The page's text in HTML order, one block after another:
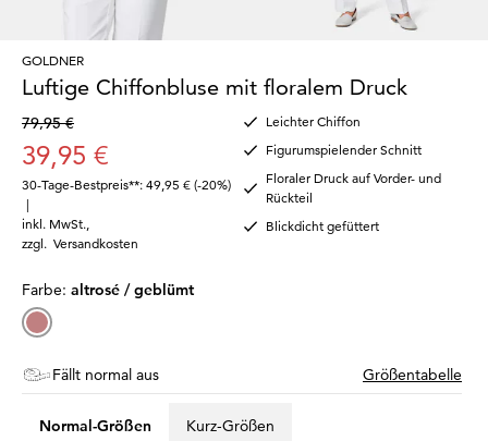
GOLDNER
Luftige Chiffonbluse mit floralem Druck
79,95 €
39,95 €
30-Tage-Bestpreis**: 49,95 € (-20%)
|
inkl. MwSt.
zzgl. Versandkosten
Leichter Chiffon
Figurumspielender Schnitt
Floraler Druck auf Vorder- und
Rückteil
Blickdicht gefüttert
Farbe: altrosé / geblümt
Fällt normal aus Größentabelle
Normal-Größen Kurz-Größen